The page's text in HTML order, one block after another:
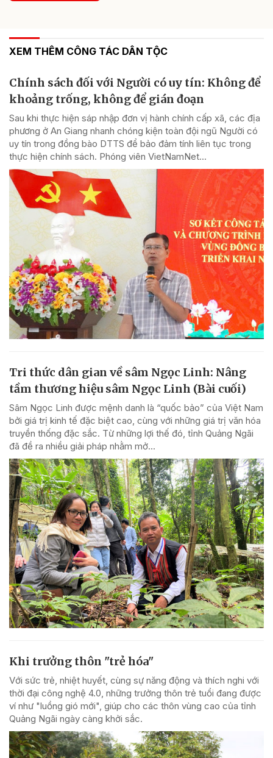
XEM THÊM CÔNG TÁC DÂN TỘC
Chính sách đối với Người có uy tín: Không để
khoảng trống, không để gián đoạn
Sau khi thực hiện sáp nhập đơn vị hành chính cấp xã, các địa
phương ở An Giang nhanh chóng kiện toàn đội ngũ Người có
uy tín trong đồng bào DTTS để bảo đảm tính liên tục trong
thực hiện chính sách. Phóng viên VietNamNet...
Tri thức dân gian về sâm Ngọc Linh: Nâng
tầm thương hiệu sâm Ngọc Linh (Bài cuối)
Sâm Ngọc Linh được mệnh danh là “quốc bảo” của Việt Nam
bởi giá trị kinh tế đặc biệt cao, cùng với những giá trị văn hóa
truyền thống đặc sắc. Từ những lợi thế đó, tỉnh Quảng Ngãi
đã đề ra nhiều giải pháp nhằm mở...
Khi trưởng thôn "trẻ hóa"
Với sức trẻ, nhiệt huyết, cùng sự năng động và thích nghi với
thời đại công nghệ 4.0, những trưởng thôn trẻ tuổi đang được
ví như "luồng gió mới", giúp cho các thôn vùng cao của tỉnh
Quảng Ngãi ngày càng khởi sắc.